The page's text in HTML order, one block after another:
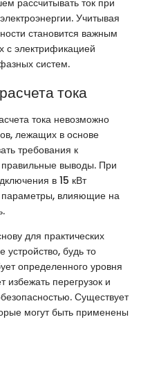
рассчитывать ток при
Учитывая
становится важным
с электрификацией
систем.
тока
тока невозможно
лежащих в основе
требования к
правильные выводы. При
в 15 кВт
параметры, влияющие на
для практических
устройство, будь то
определенного уровня
избежать перегрузок и
Существует
могут быть применены